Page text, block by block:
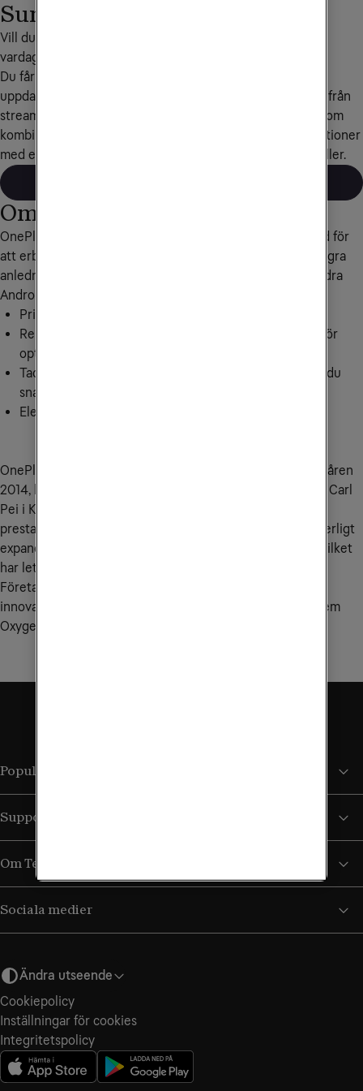
Surfplattor från OnePlus
Vill du ha en surfplatta som är både snabb och smidig i
vardagen är OnePlus Pad ett bra val!
Du får kraftfull prestanda, stora skärmar med hög
uppdateringsfrekvens och lång batteritid som gör att allt från
streaming till multitasking flyter på utan problem. Dessutom
kombinerar OnePlus premiumdesign och starka specifikationer
med ett pris som ofta är lägre än många andra toppmodeller.
Om OnePlus
OnePlus har är en välkänd aktör på mobilmarknaden känd för
att erbjuda högkvalitativa mobiler till bra priser. Här är några
anledningar till varför du ska välja en OnePlus framför andra
Androidmobiler:
Prisvärda premiummobiler med bra kvalitet
Ren och optimerad Android-version med OxygenOS för
optimal användareupplevelse
Tack vare laddaren Warp Charge 65 (säljs separat) får du
snabb uppladdning på några minuter
Elegant och modern design med premiumkänsla
OnePlus första mobil OnePlus One lanserades i Sverige våren
2014, kort efter att företaget grundades av Pete Lau och Carl
Pei i Kina. Den blev snabbt populär på grund av sin höga
prestanda och låga pris. Sedan dess har OnePlus kontinuerligt
expanderat sitt sortiment och förbättrat sina produkter, vilket
har lett till en stark närvaro på den svenska marknaden.
Företaget har vunnit en lojal kundbas genom att erbjuda
innovativa funktioner, som deras anpassade operativsystem
OxygenOS och snabbladdningstekniken Warp Charge.
Populära sidor
Support
Om Tele2
Sociala medier
Ändra utseende
Cookiepolicy
Inställningar för cookies
Integritets­policy